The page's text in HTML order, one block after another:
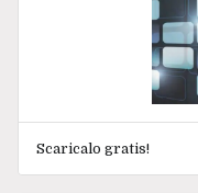
Scaricalo gratis!